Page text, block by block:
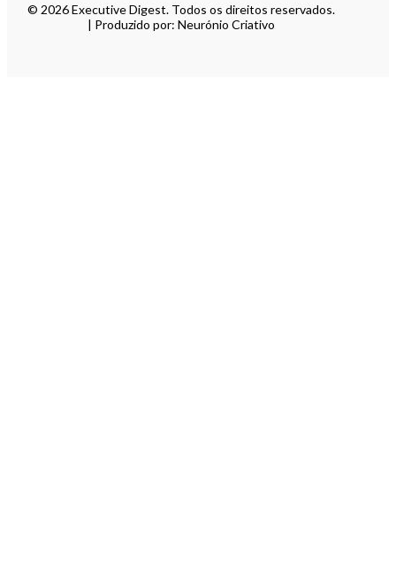
© 2026 Executive Digest. Todos os direitos reservados.
| Produzido por: Neurónio Criativo